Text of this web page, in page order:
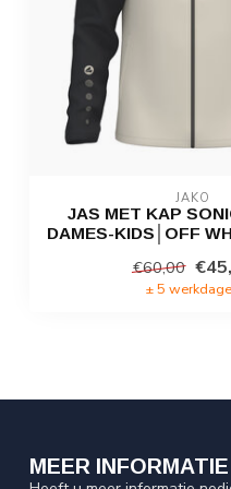
JAKO
JAS MET KAP
DAMES-KIDS│OFF
€60,00
± 5
MEER INFORMATIE